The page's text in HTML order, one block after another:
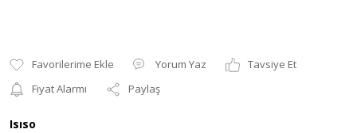
Yorum Yaz
Tavsiye Et
Fiyat Alarmı
Paylaş
Isıso